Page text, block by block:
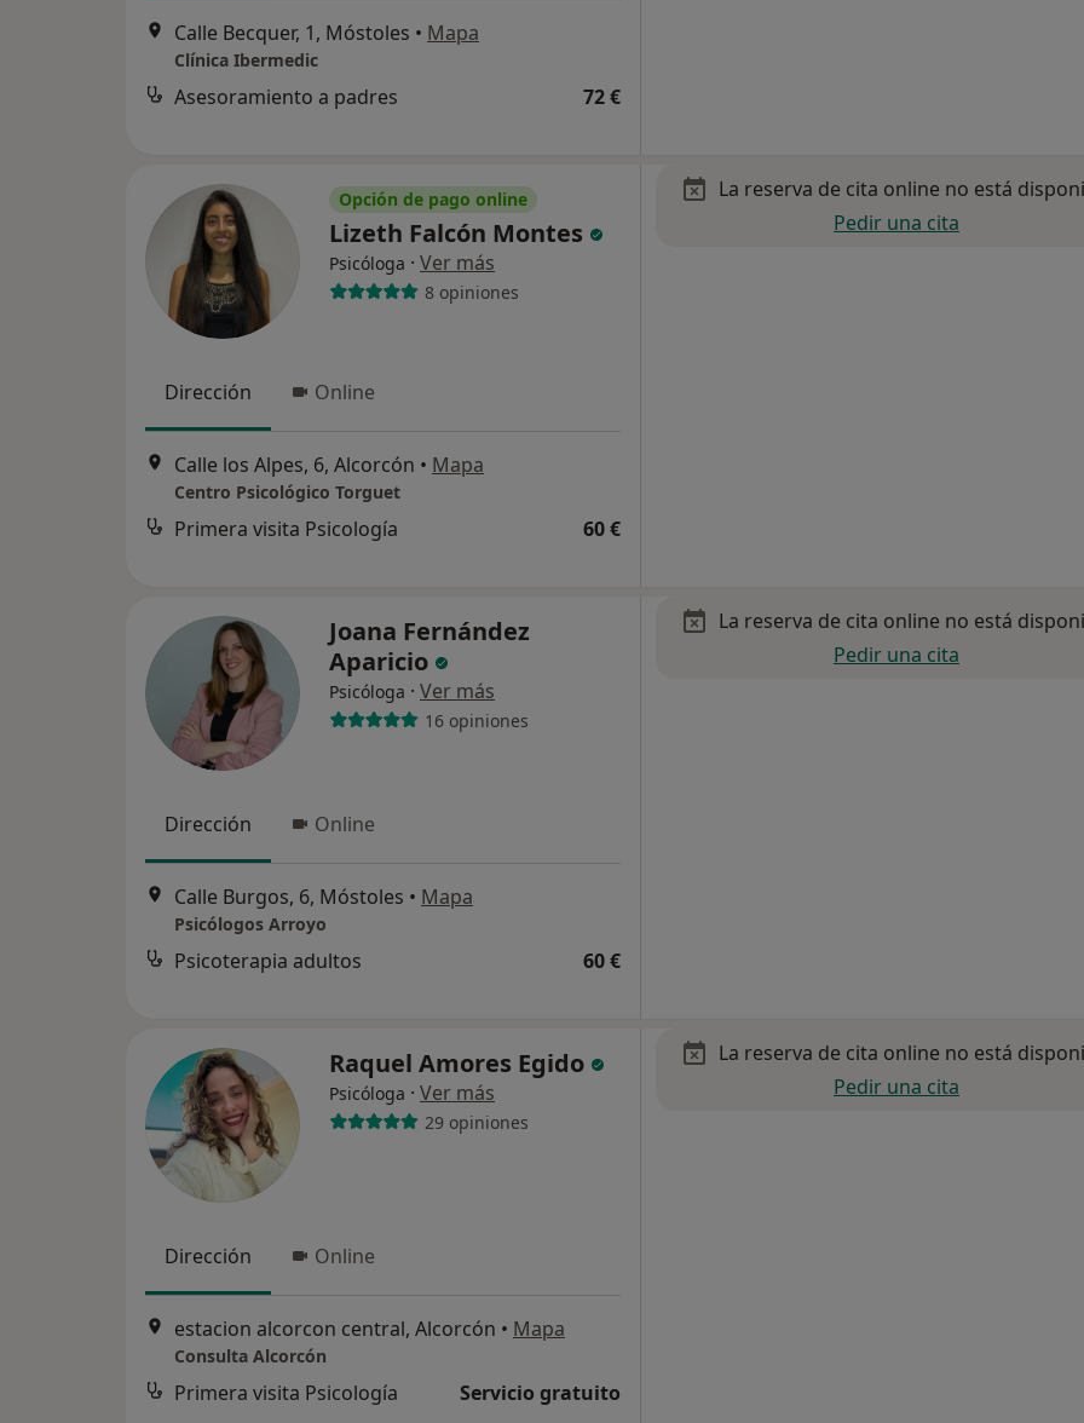
Calle Becquer, 1, Móstoles • Mapa
Clínica Ibermedic
Asesoramiento a padres 72 €
Opción de pago online
Lizeth Falcón Montes
Psicóloga · Ver más
8 opiniones
Dirección Online
Calle los Alpes, 6, Alcorcón • Mapa
Centro Psicológico Torguet
Primera visita Psicología 60 €
La reserva de cita online no está
Pedir una cita
Joana Fernández
Aparicio
Psicóloga · Ver más
16 opiniones
Dirección Online
Calle Burgos, 6, Móstoles • Mapa
Psicólogos Arroyo
Psicoterapia adultos 60 €
La reserva de cita online no está
Pedir una cita
Raquel Amores Egido
Psicóloga · Ver más
29 opiniones
Dirección Online
estacion alcorcon central, Alcorcón • Mapa
Consulta Alcorcón
Primera visita Psicología Servicio gratuito
La reserva de cita online no está
Pedir una cita